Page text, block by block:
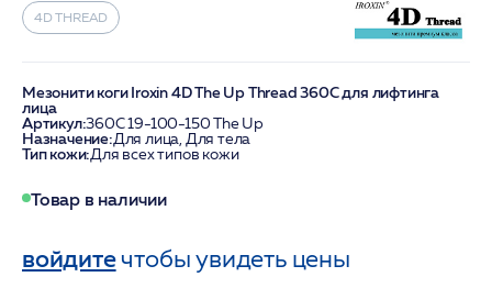
4D THREAD
Мезонити коги Iroxin 4D The Up Thread 360С для лифтинга
лица
Артикул:360С 19-100-150 The Up
Назначение:Для лица, Для тела
Тип кожи:Для всех типов кожи
Товар в наличии
войдитечтобы увидеть цены